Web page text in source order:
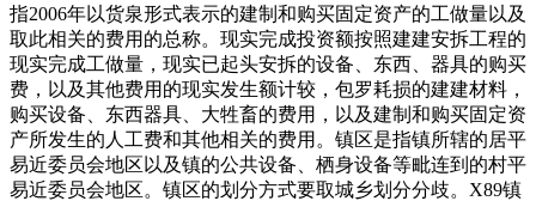
指2006年以货泉形式表示的建制和购买固定资产的工做量以及
取此相关的费用的总称。现实完成投资额按照建建安拆工程的
现实完成工做量，现实已起头安拆的设备、东西、器具的购买
费，以及其他费用的现实发生额计较，包罗耗损的建建材料，
购买设备、东西器具、大牲畜的费用，以及建制和购买固定资
产所发生的人工费和其他相关的费用。镇区是指镇所辖的居平
易近委员会地区以及镇的公共设备、栖身设备等毗连到的村平
易近委员会地区。镇区的划分方式要取城乡划分分歧。X89镇